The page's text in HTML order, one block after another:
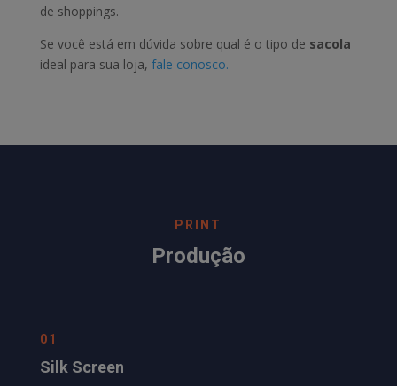
de shoppings.
Se você está em dúvida sobre qual é o tipo de sacola
ideal para sua loja, fale conosco.
PRINT
Produção
01
Silk Screen